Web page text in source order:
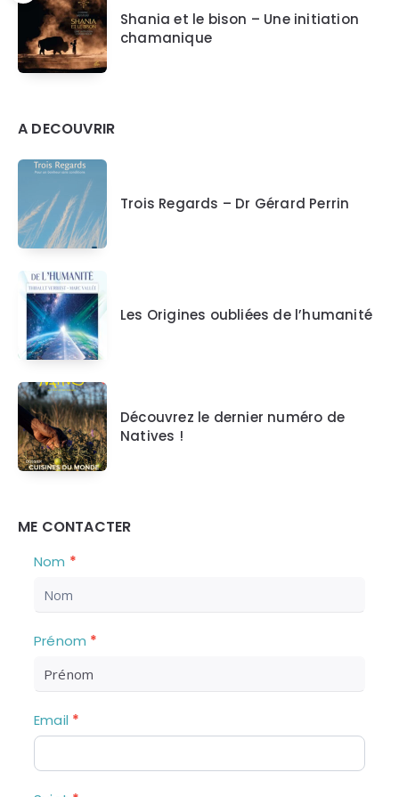
Shania et le bison – Une initiation
chamanique
A DECOUVRIR
Trois Regards – Dr Gérard Perrin
Les Origines oubliées de l’humanité
Découvrez le dernier numéro de
Natives !
ME CONTACTER
Nous
Contacter
Nom *
Prénom *
Email *
S
o
s
s
u
h
u